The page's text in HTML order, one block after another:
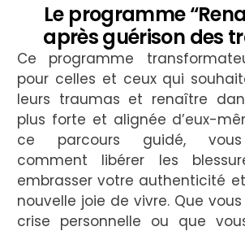
Le programme
après guérison des
Ce programme
pour celles et ceux qui
leurs traumas et renaître
plus forte et alignée d’eux-
ce parcours guidé, vous
comment libérer les
embrasser votre authenticité
nouvelle joie de vivre. Que
crise personnelle ou que